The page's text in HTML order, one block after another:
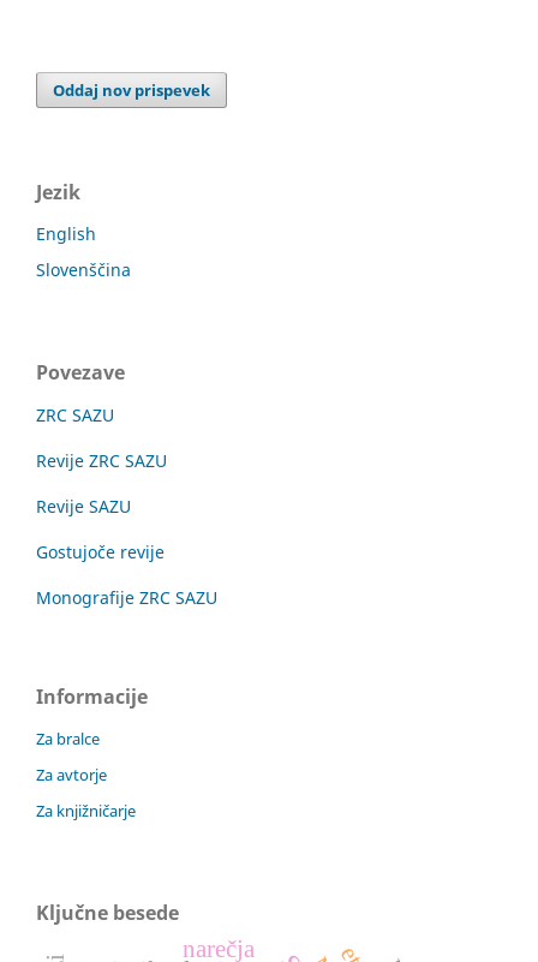
Oddaj nov prispevek
Jezik
English
Slovenščina
Povezave
ZRC SAZU
Revije ZRC SAZU
Revije SAZU
Gostujoče revije
Monografije ZRC SAZU
Informacije
Za bralce
Za avtorje
Za knjižničarje
Ključne besede
narečja